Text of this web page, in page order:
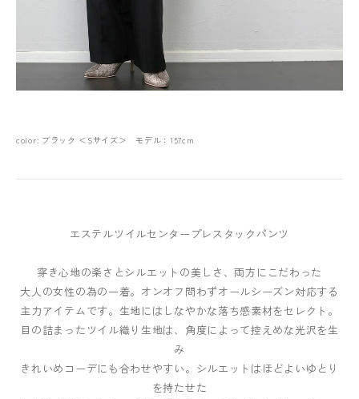
color: ブラック ＜Sサイズ＞ モデル：157cm
エステルツイルセンタープレスタックパンツ
穿き心地の楽さとシルエットの美しさ、両方にこだわった
大人の女性の為の一着。オンオフ問わずオールシーズン対応する
主力アイテムです。生地にはしなやかな落ち感素材をセレクト。
目の詰まったツイル織り生地は、角度によって控えめな光沢を生
み
きれいめコーデにも合わせやすい。シルエットはほどよいゆとり
を持たせた